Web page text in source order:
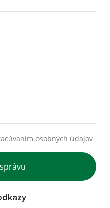
osobných údajov